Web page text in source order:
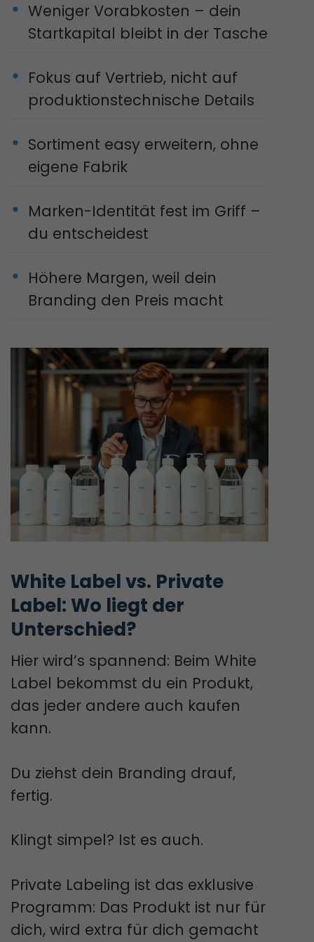
Weniger Vorabkosten – dein
Startkapital bleibt in der Tasche
Fokus auf Vertrieb, nicht auf
produktionstechnische Details
Sortiment easy erweitern, ohne
eigene Fabrik
Marken-Identität fest im Griff –
du entscheidest
Höhere Margen, weil dein
Branding den Preis macht
White Label vs. Private
Label: Wo liegt der
Unterschied?
Hier wird’s spannend: Beim White
Label bekommst du ein Produkt,
das jeder andere auch kaufen
kann.
Du ziehst dein Branding drauf,
fertig.
Klingt simpel? Ist es auch.
Private Labeling ist das exklusive
Programm: Das Produkt ist nur für
dich, wird extra für dich gemacht